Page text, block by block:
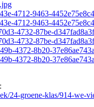
24-groene-klas/914-we-